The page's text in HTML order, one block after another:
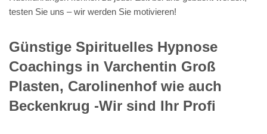
testen Sie uns – wir werden Sie motivieren!
Günstige Spirituelles Hypnose
Coachings in Varchentin Groß
Plasten, Carolinenhof wie auch
Beckenkrug -Wir sind Ihr Profi